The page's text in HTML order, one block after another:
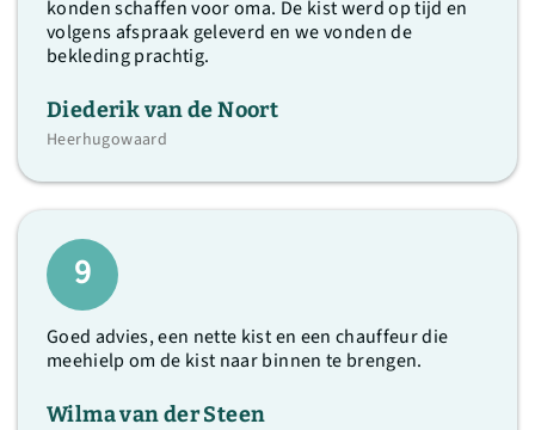
konden schaffen voor oma. De kist werd op tijd en
volgens afspraak geleverd en we vonden de
bekleding prachtig.
Diederik van de Noort
Heerhugowaard
9
Goed advies, een nette kist en een chauffeur die
meehielp om de kist naar binnen te brengen.
Wilma van der Steen